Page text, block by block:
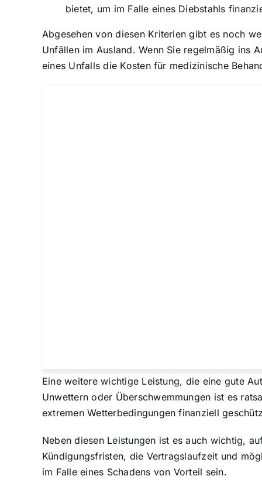
bietet, um im Falle eines Diebstahls
Abgesehen von diesen Kriterien gibt es noch
Unfällen im Ausland. Wenn Sie regelmäßig ins
eines Unfalls die Kosten für medizinische
Eine weitere wichtige Leistung, die eine gute
Unwettern oder Überschwemmungen ist es
extremen Wetterbedingungen finanziell
Neben diesen Leistungen ist es auch wichtig,
Kündigungsfristen, die Vertragslaufzeit und
im Falle eines Schadens von Vorteil sein.